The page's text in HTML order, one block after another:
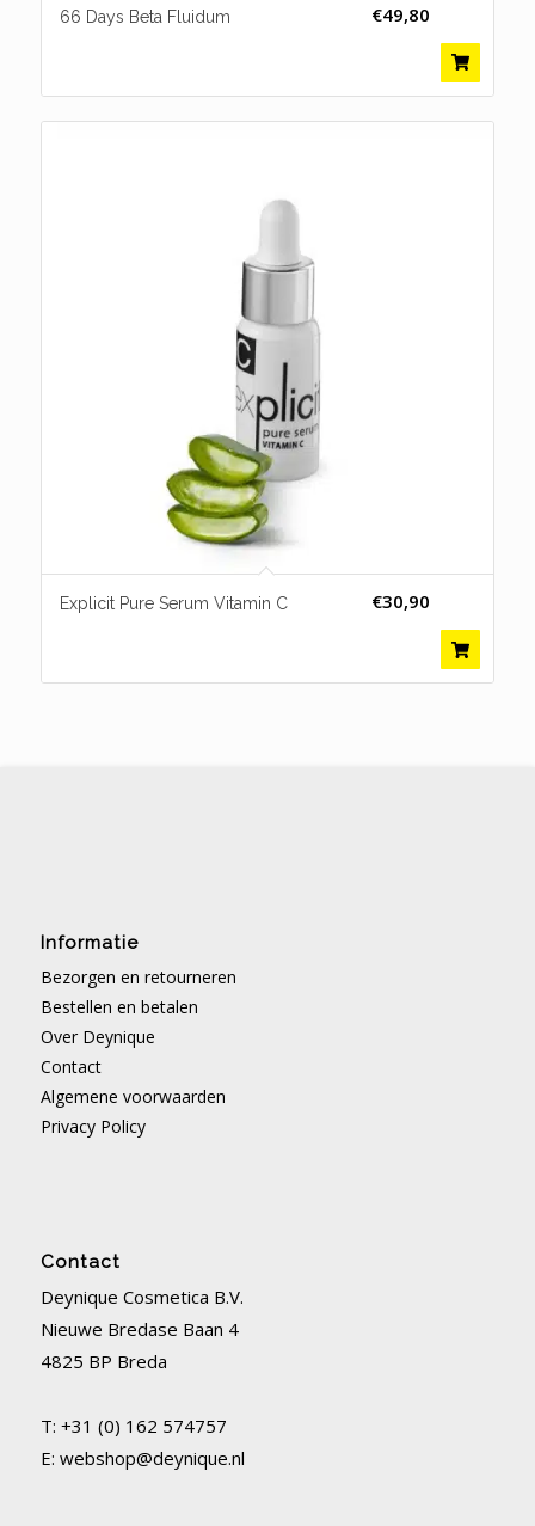
66 Days Beta Fluidum €49,80
Explicit Pure Serum Vitamin C €30,90
Informatie
Bezorgen en retourneren
Bestellen en betalen
Over Deynique
Contact
Algemene voorwaarden
Privacy Policy
Contact
Deynique Cosmetica B.V.
Nieuwe Bredase Baan 4
4825 BP Breda
T: +31 (0) 162 574757
E: webshop@deynique.nl